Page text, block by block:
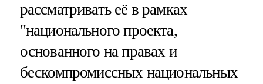
рассматривать её в рамках
"национального проекта,
основанного на правах и
бескомпромиссных национальных